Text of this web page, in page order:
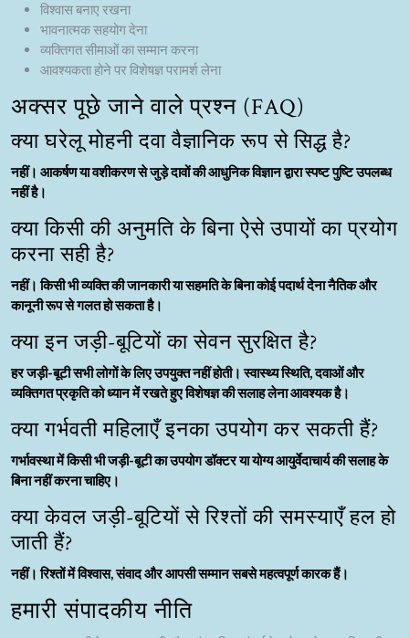
विश्वास बनाए रखना
भावनात्मक सहयोग देना
व्यक्तिगत सीमाओं का सम्मान करना
आवश्यकता होने पर विशेषज्ञ परामर्श लेना
अक्सर पूछे जाने वाले प्रश्न (FAQ)
क्या घरेलू मोहनी दवा वैज्ञानिक रूप से सिद्ध है?
नहीं। आकर्षण या वशीकरण से जुड़े दावों की आधुनिक विज्ञान द्वारा स्पष्ट पुष्टि उपलब्ध
नहीं है।
क्या किसी की अनुमति के बिना ऐसे उपायों का प्रयोग
करना सही है?
नहीं। किसी भी व्यक्ति की जानकारी या सहमति के बिना कोई पदार्थ देना नैतिक और
कानूनी रूप से गलत हो सकता है।
क्या इन जड़ी-बूटियों का सेवन सुरक्षित है?
हर जड़ी-बूटी सभी लोगों के लिए उपयुक्त नहीं होती। स्वास्थ्य स्थिति, दवाओं और
व्यक्तिगत प्रकृति को ध्यान में रखते हुए विशेषज्ञ की सलाह लेना आवश्यक है।
क्या गर्भवती महिलाएँ इनका उपयोग कर सकती हैं?
गर्भावस्था में किसी भी जड़ी-बूटी का उपयोग डॉक्टर या योग्य आयुर्वेदाचार्य की सलाह के
बिना नहीं करना चाहिए।
क्या केवल जड़ी-बूटियों से रिश्तों की समस्याएँ हल हो
जाती हैं?
नहीं। रिश्तों में विश्वास, संवाद और आपसी सम्मान सबसे महत्वपूर्ण कारक हैं।
हमारी संपादकीय नीति